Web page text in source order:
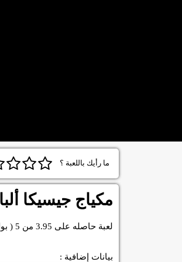
ما رأيك باللعبة ؟
مكياج جيسيكا ألبا
لعبة حاصله على 3.95 من 5
(
بيانات إضافية :